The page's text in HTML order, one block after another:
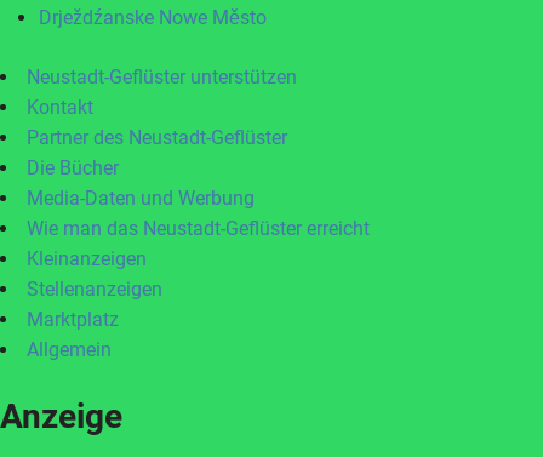
Drježdźanske Nowe Město
Neustadt-Geflüster unterstützen
Kontakt
Partner des Neustadt-Geflüster
Die Bücher
Media-Daten und Werbung
Wie man das Neustadt-Geflüster erreicht
Kleinanzeigen
Stellenanzeigen
Marktplatz
Allgemein
Anzeige